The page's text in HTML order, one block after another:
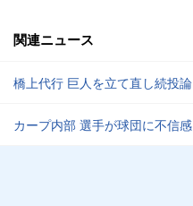
関連ニュース
橋上代行 巨人を立て直し続投論
カープ内部 選手が球団に不信感